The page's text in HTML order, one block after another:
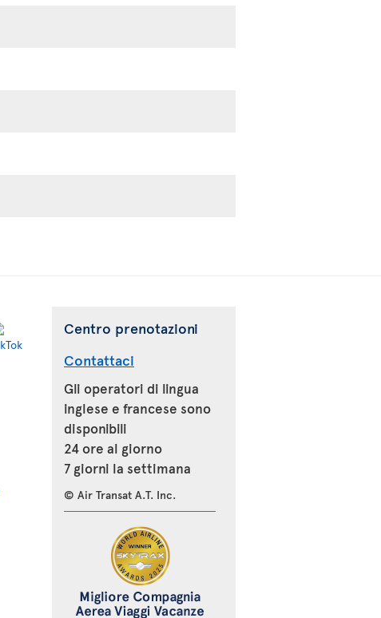
Centro prenotazioni
Contattaci
Gli operatori di lingua
inglese e francese sono
disponibili
24 ore al giorno
7 giorni la settimana
© Air Transat A.T. Inc.